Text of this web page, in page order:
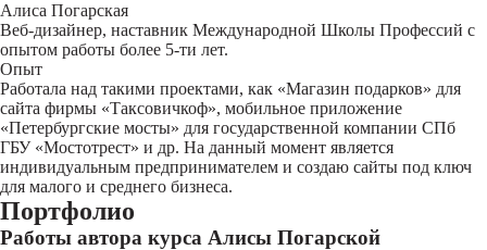
Алиса Погарская
Веб-дизайнер, наставник Международной Школы Профессий с
опытом работы более 5-ти лет.
Опыт
Работала над такими проектами, как «Магазин подарков» для
сайта фирмы «Таксовичкоф», мобильное приложение
«Петербургские мосты» для государственной компании СПб
ГБУ «Мостотрест» и др. На данный момент является
индивидуальным предпринимателем и создаю сайты под ключ
для малого и среднего бизнеса.
Портфолио
Работы автора курса Алисы Погарской